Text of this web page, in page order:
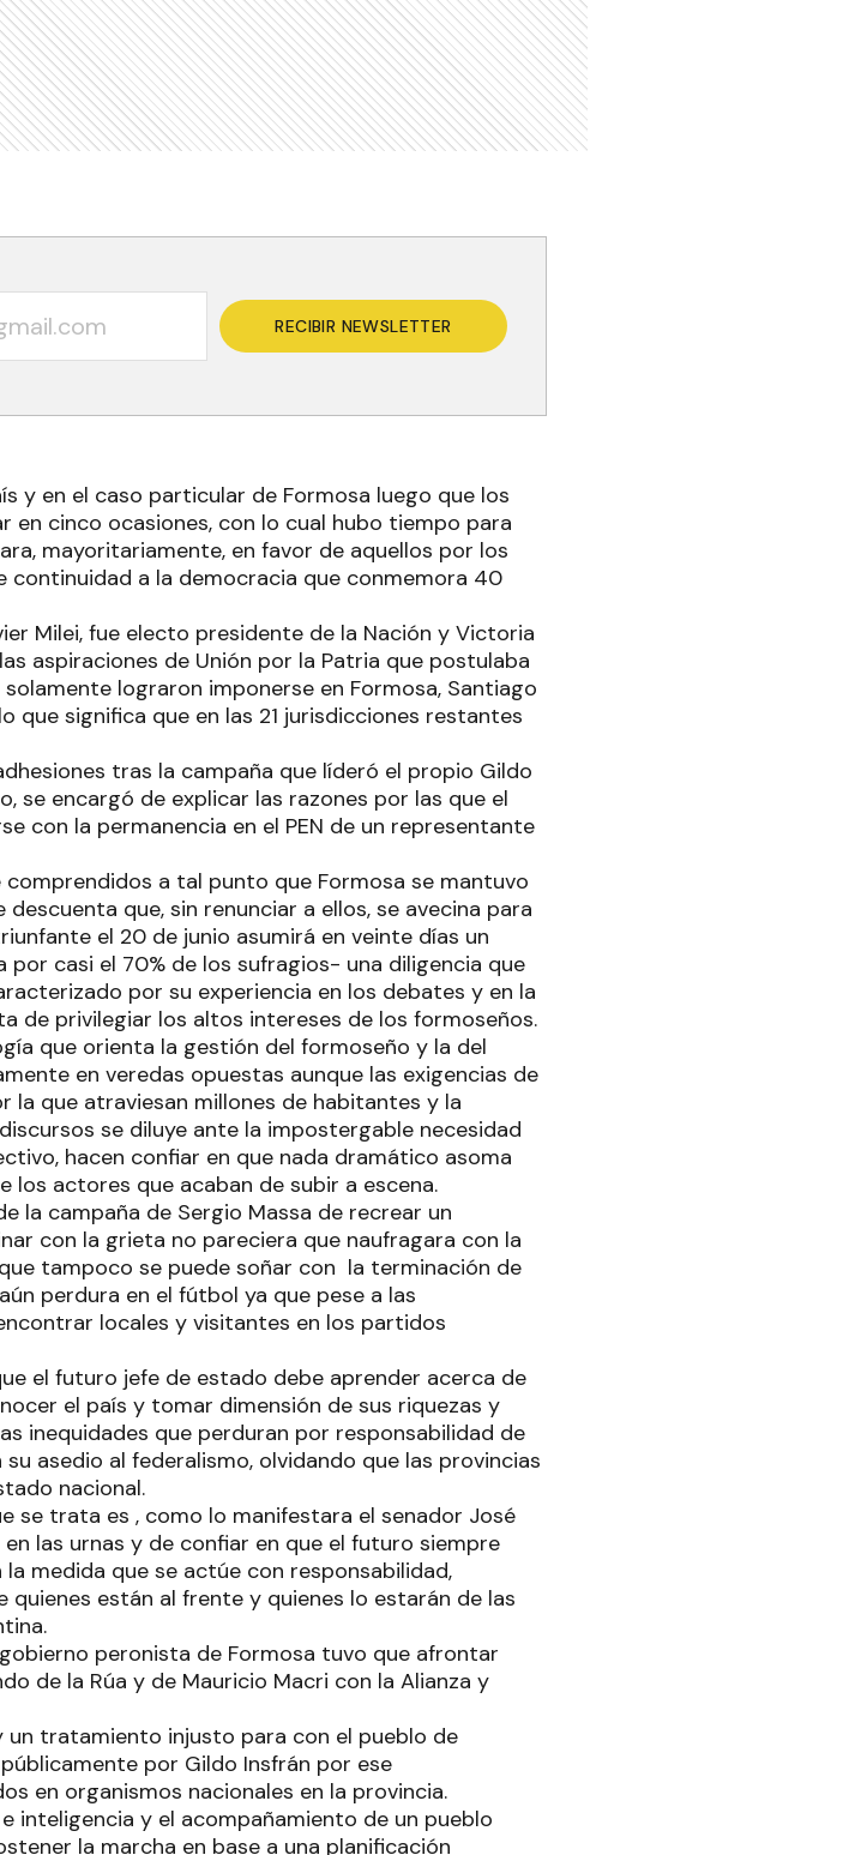
RECIBIR NEWSLETTER
y en el caso particular de Formosa luego que los
cinco ocasiones, con lo cual hubo tiempo para
mayoritariamente, en favor de aquellos por los
continuidad a la democracia que conmemora 40
Milei, fue electo presidente de la Nación y Victoria
aspiraciones de Unión por la Patria que postulaba
lograron imponerse en Formosa, Santiago
que significa que en las 21 jurisdicciones restantes
tras la campaña que líderó el propio Gildo
se encargó de explicar las razones por las que el
con la permanencia en el PEN de un representante
a tal punto que Formosa se mantuvo
que, sin renunciar a ellos, se avecina para
el 20 de junio asumirá en veinte días un
casi el 70% de los sufragios- una diligencia que
por su experiencia en los debates y en la
de privilegiar los altos intereses de los formoseños.
que orienta la gestión del formoseño y la del
en veredas opuestas aunque las exigencias de
la que atraviesan millones de habitantes y la
se diluye ante la impostergable necesidad
hacen confiar en que nada dramático asoma
los actores que acaban de subir a escena.
la campaña de Sergio Massa de recrear un
con la grieta no pareciera que naufragara con la
tampoco se puede soñar con la terminación de
perdura en el fútbol ya que pese a las
locales y visitantes en los partidos
el futuro jefe de estado debe aprender acerca de
el país y tomar dimensión de sus riquezas y
inequidades que perduran por responsabilidad de
asedio al federalismo, olvidando que las provincias
nacional.
se trata es , como lo manifestara el senador José
las urnas y de confiar en que el futuro siempre
medida que se actúe con responsabilidad,
están al frente y quienes lo estarán de las
peronista de Formosa tuvo que afrontar
de la Rúa y de Mauricio Macri con la Alianza y
un tratamiento injusto para con el pueblo de
por Gildo Insfrán por ese
en organismos nacionales en la provincia.
inteligencia y el acompañamiento de un pueblo
la marcha en base a una planificación